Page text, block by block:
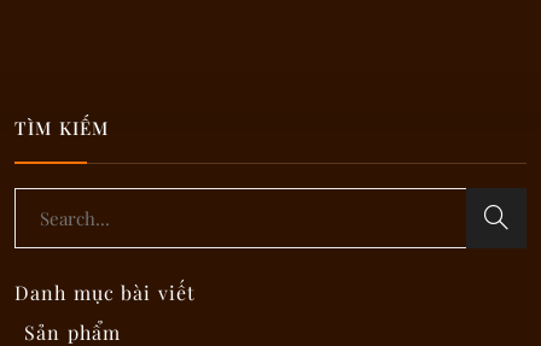
Phân loại kỳ nam
TÌM KIẾM
Danh mục bài viết
Sản phẩm